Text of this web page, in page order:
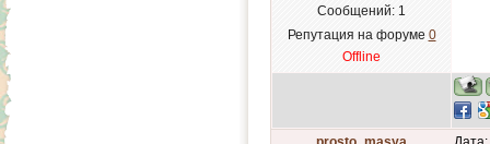
Сообщений: 1
Репутация на форуме 0
Offline